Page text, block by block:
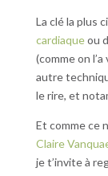
La clé la plus
cardiaqueou
(comme on l’a
autre
le rire, et
Et comme ce
Claire
je t’invite à